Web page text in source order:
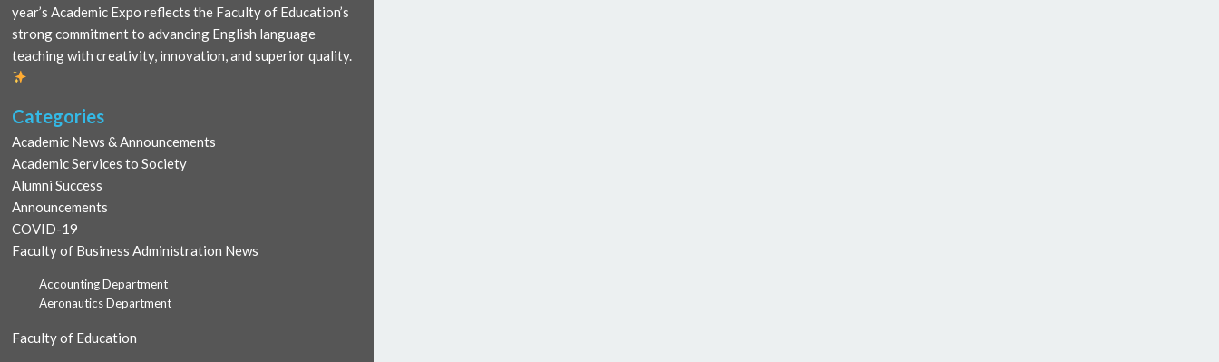
year’s Academic Expo reflects the Faculty of Education’s
strong commitment to advancing English language
teaching with creativity, innovation, and superior quality.
Categories
Academic News & Announcements
Academic Services to Society
Alumni Success
Announcements
COVID-19
Faculty of Business Administration News
Accounting Department
Aeronautics Department
Faculty of Education